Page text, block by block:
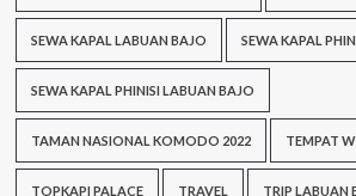
SEWA KAPAL LABUAN BAJO SEWA KAPAL
SEWA KAPAL PHINISI LABUAN BAJO
TAMAN NASIONAL KOMODO 2022 TEMPAT
TOPKAPI PALACE TRAVEL TRIP LABUAN